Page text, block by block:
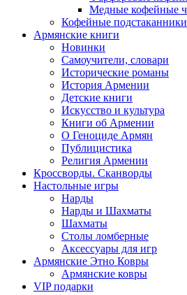
Медные кофейные
Кофейные подстаканники
Армянские книги
Новинки
Самоучители, словари
Исторические романы
История Армении
Детские книги
Иcкусство и культура
Книги об Армении
О Геноциде Армян
Публицистика
Религия Армении
Кроссворды. Сканворды
Настольные игры
Нарды
Нарды и Шахматы
Шахматы
Столы ломберные
Аксессуары для игр
Армянские Этно Ковры
Армянские ковры
VIP подарки